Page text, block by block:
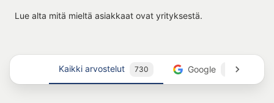
Lue alta mitä mieltä asiakkaat ovat yrityksestä.
Kaikki arvostelut 730 Google